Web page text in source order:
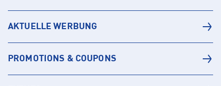
AKTUELLE WERBUNG
PROMOTIONS & COUPONS